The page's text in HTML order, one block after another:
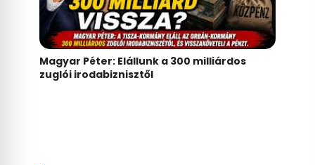
Magyar Péter: Elállunk a 300 milliárdos
zuglói irodabiznisztől